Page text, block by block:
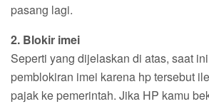
pasang lagi.
2. Blokir imei
Seperti yang dijelaskan di atas, saat
pemblokiran imei karena hp tersebut
pajak ke pemerintah. Jika HP kamu